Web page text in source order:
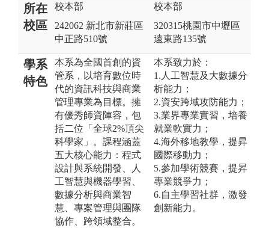
所在
校區
校本部
242062 新北市新莊區
中正路510號
校本部
320315桃園市中壢區
遠東路135號
學系
特色
本系為全國首創的資
管系，以培育數位時
代的資訊科技與商業
管理專業為目標。擁
有優秀師資陣容，包
括二位「全球2%頂尖
科學家」。課程涵蓋
五大核心能力：程式
設計與系統開發、人
工智慧與機器學習、
數據分析與商業智
慧、專案管理與團隊
協作、跨領域整合。
本系致力於：
1.人工智慧及大數據分
析能力；
2.資安跨域攻防能力；
3.業界專業實習，培養
就業軟實力；
4.海外移地教學，提昇
國際移動力；
5.參加學術競賽，提昇
專業競爭力；
6.自主學習社群，激發
創新能力。